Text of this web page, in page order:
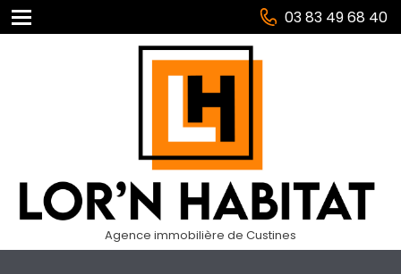
03 83 49 68 40
Agence immobilière de Custines